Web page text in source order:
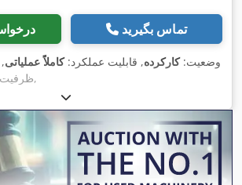
تماس بگیرید
وضعیت:کارکرده, قابلیت عملکرد:کاملاً عملیاتی
ظرفیت,